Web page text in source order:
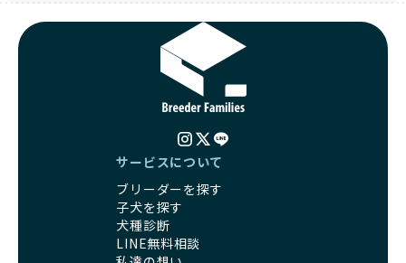
サービスについて
ブリーダーを探す
子犬を探す
犬種診断
LINE無料相談